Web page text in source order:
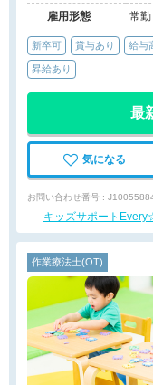
雇用形態
常勤
新卒可 賞与あり 給与
昇給あり
最
気になる
お問い合わせ番号 :
キッズサポート
作業療法士(OT)